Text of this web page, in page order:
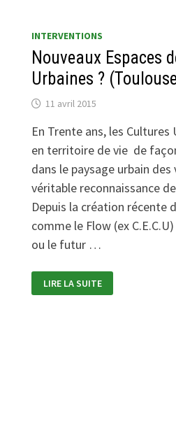
CULTURE
(PARIS)
INTERVENTIONS
Nouveaux Espaces
Urbaines ?
11 avril 2015
En Trente ans, les
en territoire de vie de
dans le paysage urbain
véritable reconnaissance
Depuis la création récente
comme le Flow (ex
ou le futur …
ESPACES
DES
LIRE LA SUITE